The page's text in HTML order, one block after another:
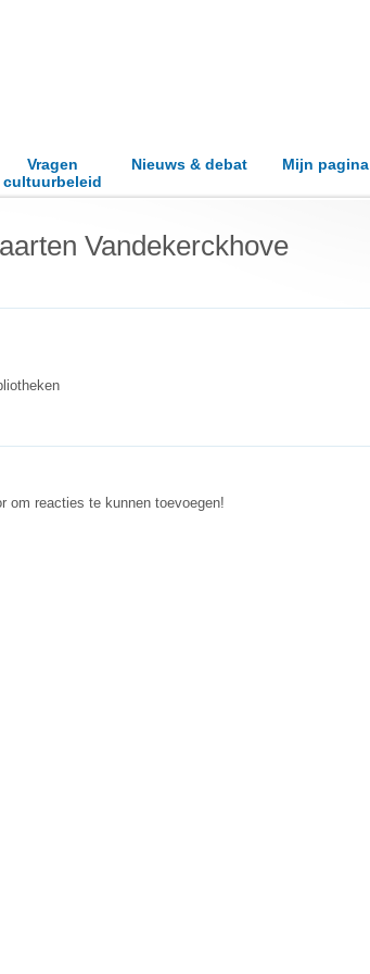
Vragen
cultuurbeleid
Nieuws & debat Mijn pagina
Vandekerckhove
om reacties te kunnen toevoegen!